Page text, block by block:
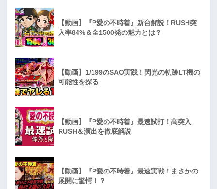
【動画】『P愛の不時着』新台解説！RUSH突
入率84%＆全1500発の魅力とは？
【動画】1/199のSAO実践！閃光の軌跡LT機の
可能性を探る
【動画】『P愛の不時着』最速試打！高突入
RUSH＆演出を徹底解説
【動画】『P愛の不時着』最速実戦！まさかの
展開に驚愕！？